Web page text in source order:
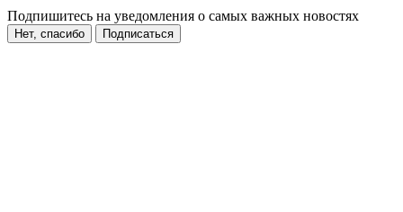
Подпишитесь на уведомления о самых важных новостях
Нет, спасибо Подписаться